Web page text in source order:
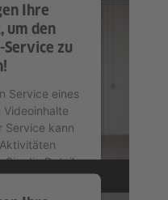
Ihre
um den
Service zu
Service eines
Service kann
Sie die Details
Sie der
zu, um dieses